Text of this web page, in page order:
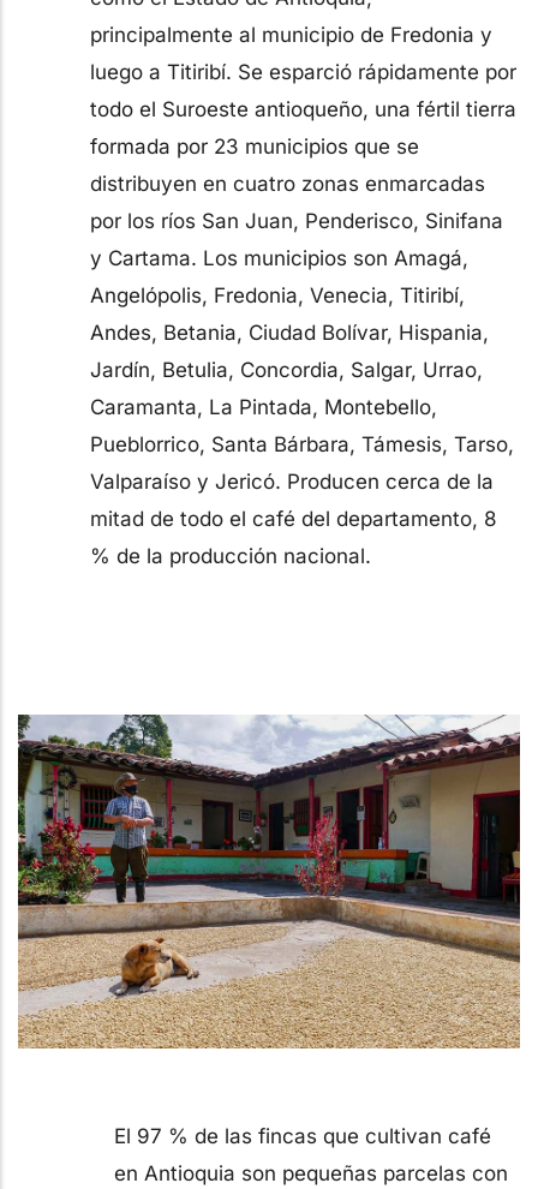
principalmente al municipio de Fredonia y
luego a Titiribí. Se esparció rápidamente por
todo el Suroeste antioqueño, una fértil tierra
formada por 23 municipios que se
distribuyen en cuatro zonas enmarcadas
por los ríos San Juan, Penderisco, Sinifana
y Cartama. Los municipios son Amagá,
Angelópolis, Fredonia, Venecia, Titiribí,
Andes, Betania, Ciudad Bolívar, Hispania,
Jardín, Betulia, Concordia, Salgar, Urrao,
Caramanta, La Pintada, Montebello,
Pueblorrico, Santa Bárbara, Támesis, Tarso,
Valparaíso y Jericó. Producen cerca de la
mitad de todo el café del departamento, 8
% de la producción nacional.
El 97 % de las fincas que cultivan café
en Antioquia son pequeñas parcelas con